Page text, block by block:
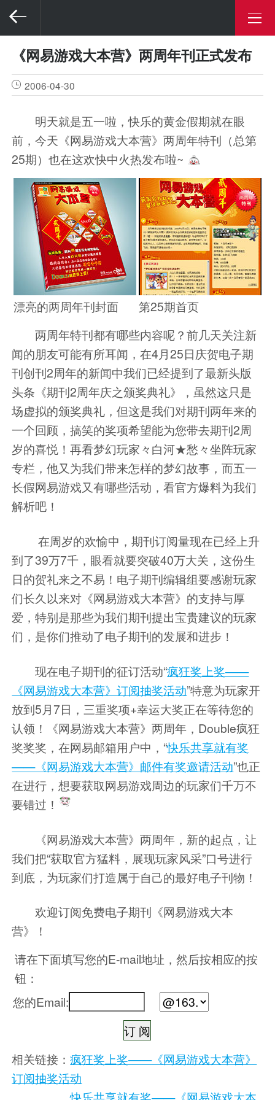
《网易游戏大本营》两周年刊正式发布
2006-04-30
明天就是五一啦，快乐的黄金假期就在眼
前，今天《网易游戏大本营》两周年特刊（总第
25期）也在这欢快中火热发布啦~
漂亮的两周年刊封面
第25期首页
两周年特刊都有哪些内容呢？前几天关注新
闻的朋友可能有所耳闻，在4月25日庆贺电子期
刊创刊2周年的新闻中我们已经提到了最新头版
头条 《期刊2周年庆之颁奖典礼》
，虽然这只是
场虚拟的颁奖典礼，但这是我们对期刊两年来的
一个回顾，搞笑的奖项希望能为您带去期刊2周
岁的喜悦！再看梦幻玩家々白河★愁々坐阵玩家
专栏，他又为我们带来怎样的梦幻故事，而五一
长假网易游戏又有哪些活动，看官方爆料为我们
解析吧！
在周岁的欢愉中，期刊订阅量现在已经上升
到了39万7千 ，眼看就要突破40万大关，这份生
日的贺礼来之不易！电子期刊编辑组要感谢玩家
们长久以来对《网易游戏大本营》的支持与厚
爱，特别是那些为我们期刊提出宝贵建议的玩家
们，是你们推动了电子期刊的发展和进步！
现在电子期刊的征订活动“疯狂奖上奖——
《网易游戏大本营》订阅抽奖活动”特意为玩家开
放到5月7日 ，三重奖项+幸运大奖正在等待您的
认领！《网易游戏大本营》两周年，Double疯狂
奖奖奖，在网易邮箱用户中，“快乐共享就有奖
——《网易游戏大本营》邮件有奖邀请活动”也正
在进行，想要获取网易游戏周边的玩家们千万不
要错过！
《网易游戏大本营》两周年，新的起点，让
我们把“获取官方猛料，展现玩家风采”口号进行
到底，为玩家们打造属于自己的最好电子刊物！
欢迎订阅免费电子期刊《网易游戏大本
营》！
请在下面填写您的E-mail地址，然后按相应的按
钮：
您的Email:
相关链接：疯狂奖上奖——《网易游戏大本营》
订阅抽奖活动